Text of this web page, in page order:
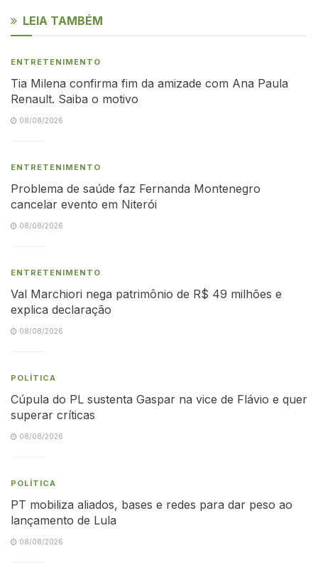
LEIA TAMBÉM
ENTRETENIMENTO
Tia Milena confirma fim da amizade com Ana Paula
Renault. Saiba o motivo
08/08/2026
ENTRETENIMENTO
Problema de saúde faz Fernanda Montenegro
cancelar evento em Niterói
08/08/2026
ENTRETENIMENTO
Val Marchiori nega patrimônio de R$ 49 milhões e
explica declaração
08/08/2026
POLÍTICA
Cúpula do PL sustenta Gaspar na vice de Flávio e quer
superar críticas
08/08/2026
POLÍTICA
PT mobiliza aliados, bases e redes para dar peso ao
lançamento de Lula
08/08/2026